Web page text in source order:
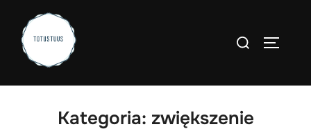
content
Search
Kategoria: zwiększenie